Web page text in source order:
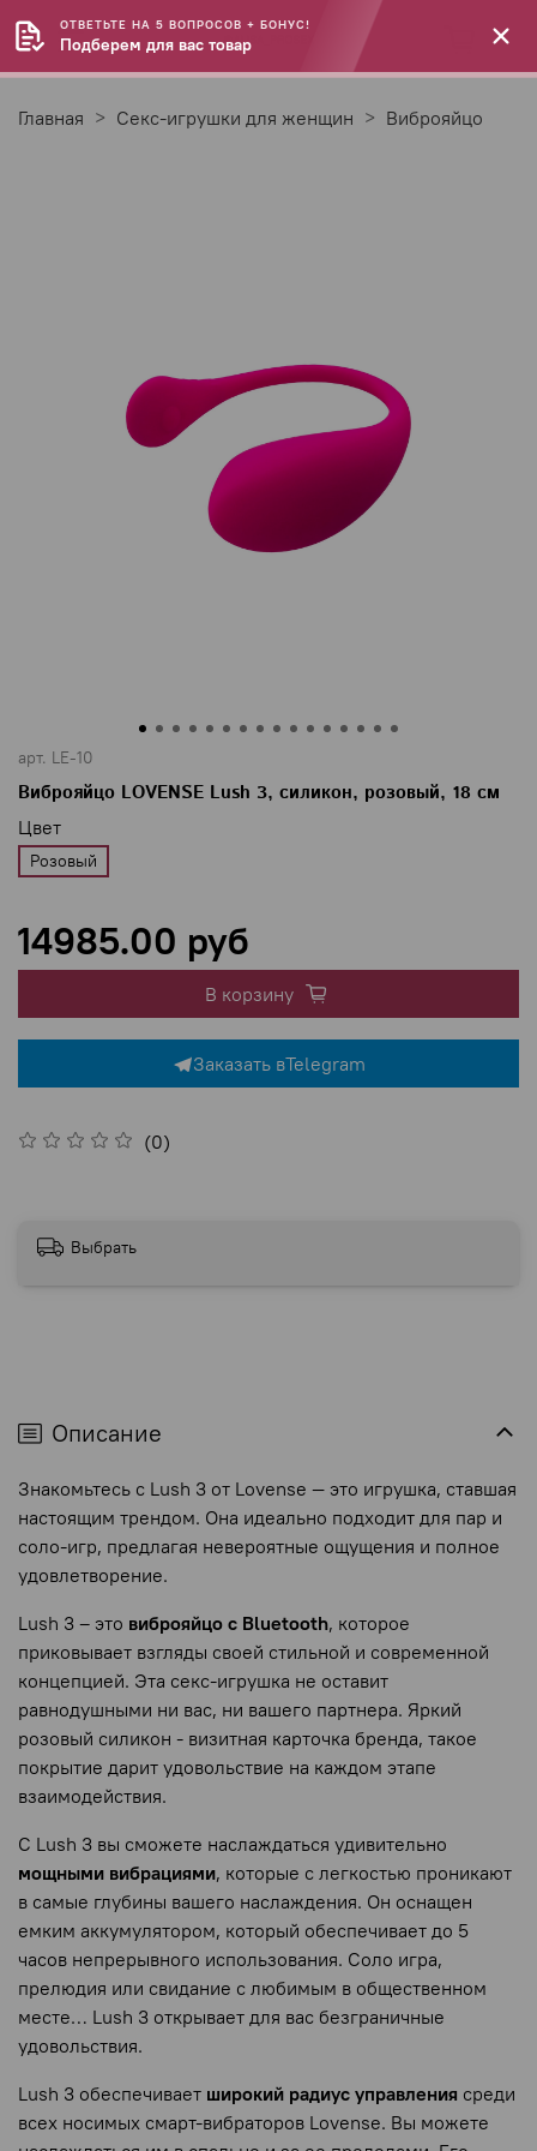
Главная Секс-игрушки для женщин Виброяйцо
арт. LE-10
Виброяйцо LOVENSE Lush 3, силикон, розовый, 18 см
(0)
Цвет
Розовый
14985.00 руб
В корзину
Заказать вTelegram
Выбрать
Описание
Знакомьтесь с Lush 3 от Lovense — это игрушка, ставшая
настоящим трендом. Она идеально подходит для пар и
соло-игр, предлагая невероятные ощущения и полное
удовлетворение.
Lush 3 – это виброяйцо с Bluetooth, которое
приковывает взгляды своей стильной и современной
концепцией. Эта секс-игрушка не оставит
равнодушными ни вас, ни вашего партнера. Яркий
розовый силикон - визитная карточка бренда, такое
покрытие дарит удовольствие на каждом этапе
взаимодействия.
С Lush 3 вы сможете наслаждаться удивительно
мощными вибрациями, которые с легкостью проникают
в самые глубины вашего наслаждения. Он оснащен
емким аккумулятором, который обеспечивает до 5
часов непрерывного использования. Соло игра,
прелюдия или свидание с любимым в общественном
месте… Lush 3 открывает для вас безграничные
удовольствия.
Lush 3 обеспечивает широкий радиус управления среди
всех носимых смарт-вибраторов Lovense. Вы можете
ОТВЕТЬТЕ НА 5 ВОПРОСОВ + БОНУС!
Подберем для вас товар